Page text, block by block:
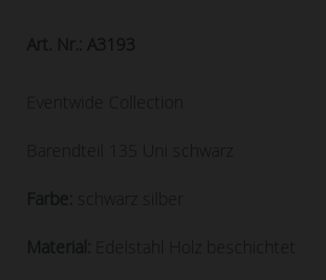
Art. Nr.: A3193
Eventwide Collection
Barendteil 135 Uni schwarz
Farbe: schwarz silber
Material: Edelstahl Holz beschichtet